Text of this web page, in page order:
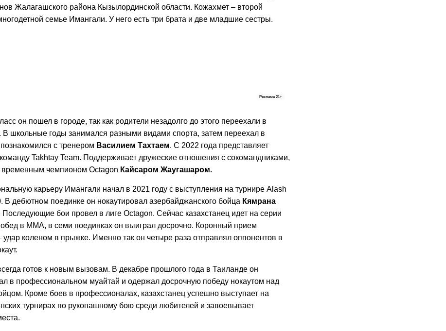
Жалагашского района Кызылординской области. Кожахмет – второй
семье Имангали. У него есть три брата и две младшие сестры.
Реклама 21+
он пошел в городе, так как родители незадолго до этого переехали в
В школьные годы занимался разными видами спорта, затем переехал в
познакомился с тренером Василием Тахтаем. С 2022 года представляет
Takhtay Team. Поддерживает дружеские отношения с сокомандниками,
временным чемпионом Octagon Кайсаром Жаугашаром.
карьеру Имангали начал в 2021 году с выступления на турнире Alash
В дебютном поединке он нокаутировал азербайджанского бойца Кямрана
Последующие бои провел в лиге Octagon. Сейчас казахстанец идет на серии
в ММА, в семи поединках он выиграл досрочно. Коронный прием
удар коленом в прыжке. Именно так он четыре раза отправлял оппонентов в
готов к новым вызовам. В декабре прошлого года в Таиланде он
в профессиональном муайтай и одержал досрочную победу нокаутом над
Кроме боев в профессионалах, казахстанец успешно выступает на
турнирах по рукопашному бою среди любителей и завоевывает